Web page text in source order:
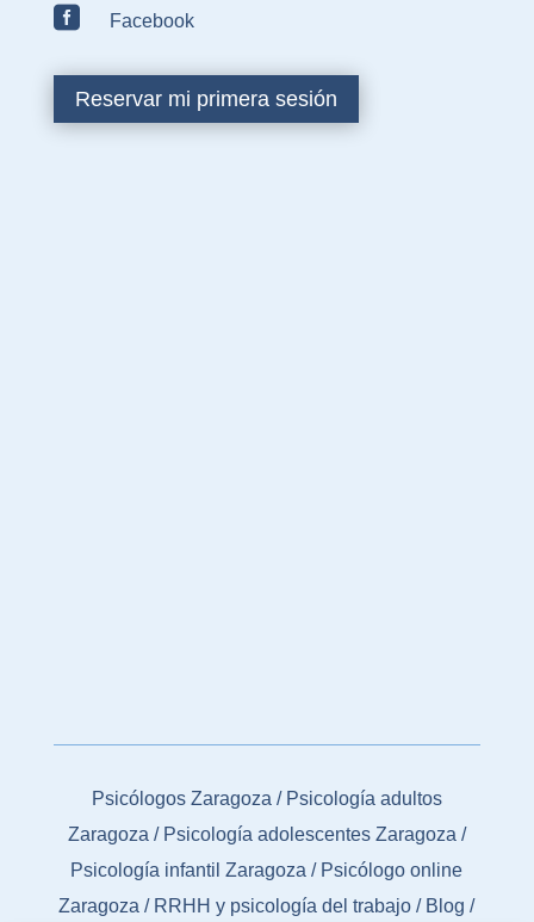
 Facebook
Reservar mi primera sesión
Psicólogos Zaragoza / Psicología adultos
Zaragoza / Psicología adolescentes Zaragoza /
Psicología infantil Zaragoza / Psicólogo online
Zaragoza / RRHH y psicología del trabajo/ Blog/